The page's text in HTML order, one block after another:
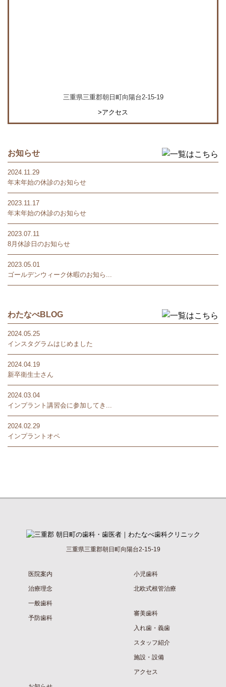
三重県三重郡朝日町向陽台2-15-19
>アクセス
お知らせ
2024.11.29
年末年始の休診のお知らせ
2023.11.17
年末年始の休診のお知らせ
2023.07.11
8月休診日のお知らせ
2023.05.01
ゴールデンウィーク休暇のお知ら...
わたなべBLOG
2024.05.25
インスタグラムはじめました
2024.04.19
新卒衛生士さん
2024.03.04
インプラント講習会に参加してき...
2024.02.29
インプラントオペ
三重県三重郡朝日町向陽台2-15-19
医院案内
治療理念
一般歯科
予防歯科
小児歯科
北欧式根管治療
審美歯科
入れ歯・義歯
スタッフ紹介
施設・設備
アクセス